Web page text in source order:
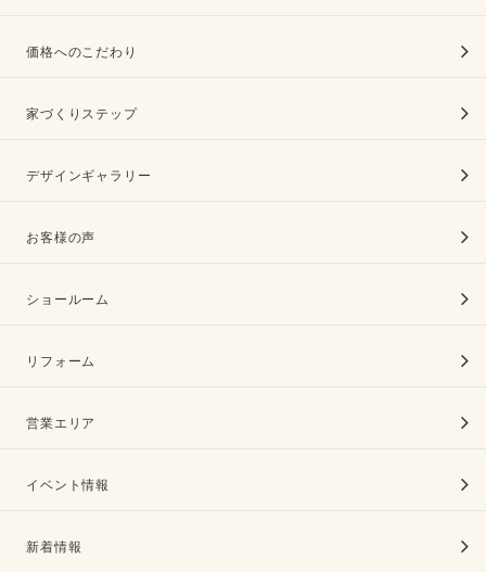
価格へのこだわり
家づくりステップ
デザインギャラリー
お客様の声
ショールーム
リフォーム
営業エリア
イベント情報
新着情報